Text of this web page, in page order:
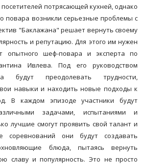
потрясающей кухней, однако
повара возникли серьезные проблемы с
"Баклажана" решает вернуть своему
и репутацию. Для этого им нужен
шеф-повара и эксперта по
Ивлева. Под его руководством
будут преодолевать трудности,
навыки и находить новые подходы к
В каждом эпизоде участники будут
задачами, испытаниями и
лучшие смогут проявить свой талант и
соревнований они будут создавать
блюда, пытаясь вернуть
славу и популярность. Это не просто